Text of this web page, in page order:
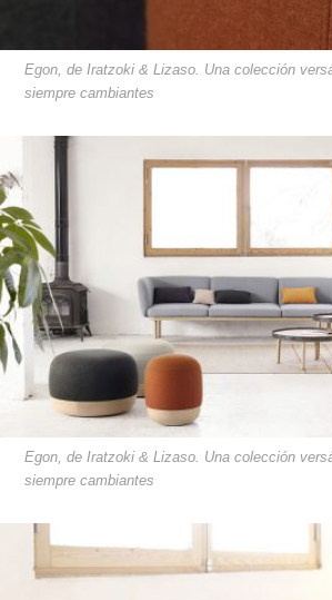
Egon, de Iratzoki & Lizaso. Una colección
siempre cambiantes
Egon, de Iratzoki & Lizaso. Una colección
siempre cambiantes